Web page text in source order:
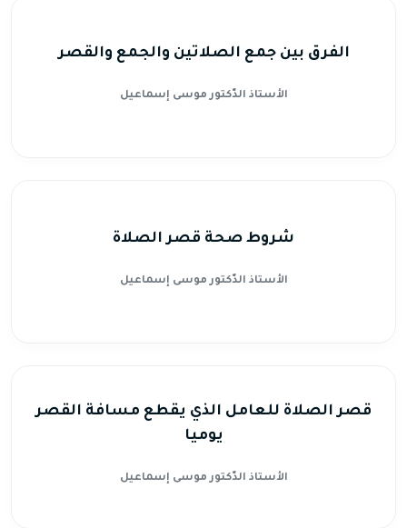
الفرق بين جمع الصلاتين والجمع والقصر
الأستاذ الدّكتور موسى إسماعيل
شروط صحة قصر الصلاة
الأستاذ الدّكتور موسى إسماعيل
قصر الصلاة للعامل الذي يقطع مسافة القصر
يوميا
الأستاذ الدّكتور موسى إسماعيل